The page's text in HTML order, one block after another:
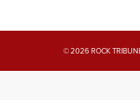
© 2026 ROCK